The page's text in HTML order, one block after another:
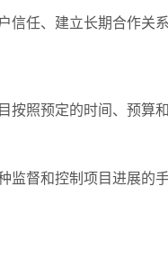
任、建立长期合作关系
按照预定的时间、预算
监督和控制项目进展的